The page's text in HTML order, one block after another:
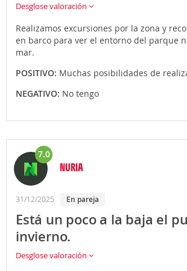
Desglose valoración
Realizamos excursiones por la zona y
en barco para ver el entorno del parque
mar.
POSITIVO: Muchas posibilidades de
NEGATIVO: No tengo
7.0
NURIA
31/12/2025 En pareja
Está un poco a la baja el
invierno.
Desglose valoración